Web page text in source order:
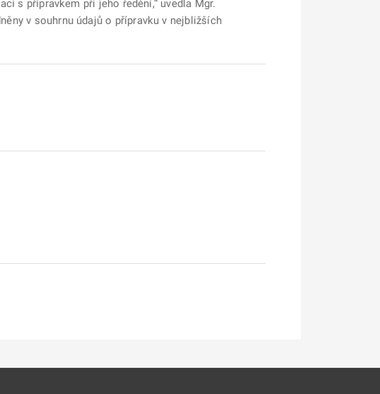
s přípravkem při jeho ředění,“ uvedla Mgr.
v souhrnu údajů o přípravku v nejbližších